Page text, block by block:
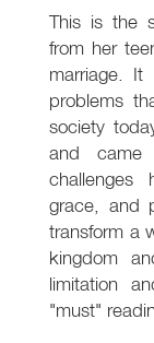
This is the
from her
marriage.
problems
society
and came
challenges
grace, and
transform a
kingdom
limitation
"must"